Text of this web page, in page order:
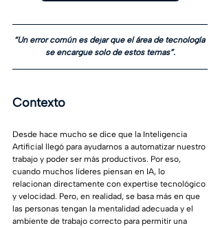
“Un error común es dejar que el área de tecnología
se encargue solo de estos temas”.
Contexto
Desde hace mucho se dice que la Inteligencia
Artificial llegó para ayudarnos a automatizar nuestro
trabajo y poder ser más productivos. Por eso,
cuando muchos líderes piensan en IA, lo
relacionan directamente con expertise tecnológico
y velocidad. Pero, en realidad, se basa más en que
las personas tengan la mentalidad adecuada y el
ambiente de trabajo correcto para permitir una